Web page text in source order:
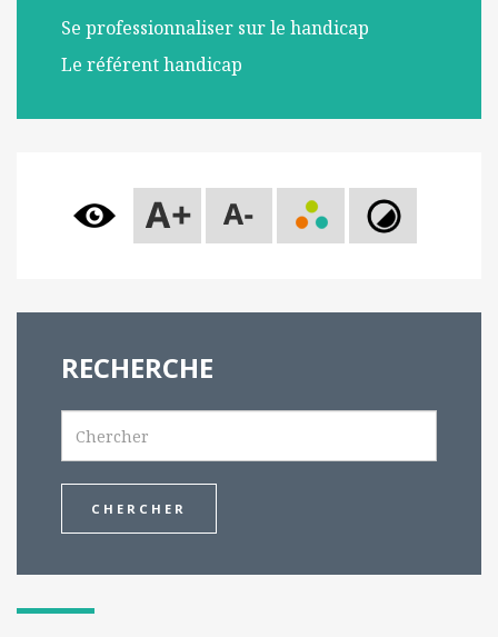
Se professionnaliser sur le handicap
Le référent handicap
RECHERCHE